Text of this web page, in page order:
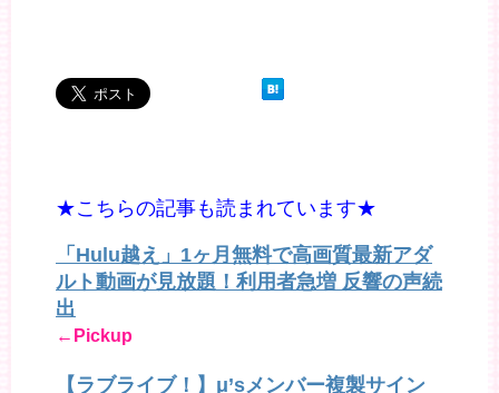
★こちらの記事も読まれています★
「Hulu越え」1ヶ月無料で高画質最新アダ
ルト動画が見放題！利用者急増 反響の声続
出
←Pickup
【ラブライブ！】μ’sメンバー複製サイン